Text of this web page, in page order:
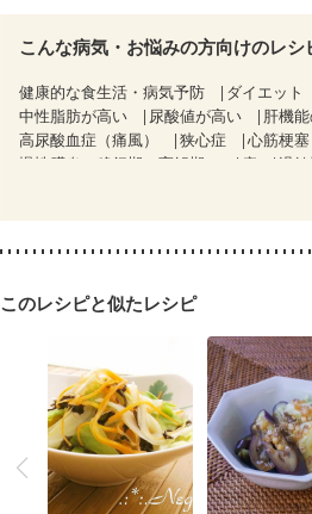
こんな病気・お悩みの方向けのレシ
健康的な食生活・病気予防 ダイエット
中性脂肪が高い
尿酸値が高い 肝機
高尿酸血症（痛風）
狭心症 心筋梗塞
慢性膵炎（移行期・寛解期）
痔 過
大腸がん治療を終えた方・経過観察中の方
妊婦健診・血圧が気になる（初期）
このレシピと似たレシピ